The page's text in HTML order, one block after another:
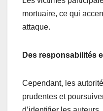
mortuaire, ce qui
attaque.
Des responsabilités
Cependant, les
prudentes et